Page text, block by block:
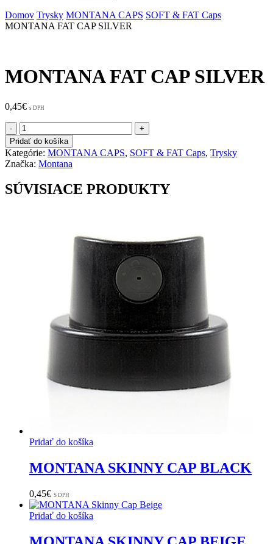
Domov Trysky MONTANA CAPS SOFT & FAT Caps
MONTANA FAT CAP SILVER
MONTANA FAT CAP SILVER
0,45€ s DPH
množstvo
MONTANA
FAT
CAP
SILVER
Pridať do košíka
Kategórie: MONTANA CAPS, SOFT & FAT Caps, Trysky
Značka: Montana
SÚVISIACE PRODUKTY
Pridať do košíka
MONTANA SKINNY CAP BLACK
0,45€ S DPH
Pridať do košíka